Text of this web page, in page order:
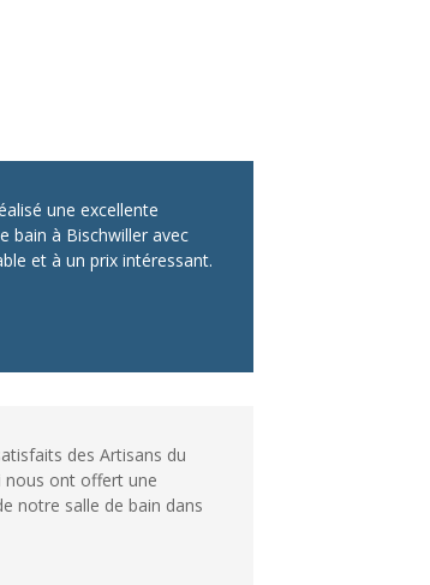
une excellente
bain à Bischwiller avec
et à un prix intéressant.
des Artisans du
nous ont offert une
notre salle de bain dans